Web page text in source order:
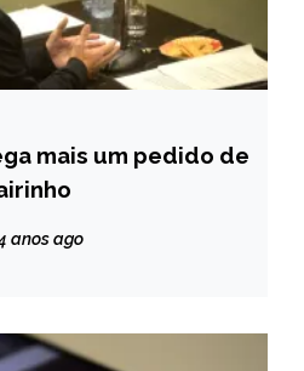
mais um pedido de
anos ago